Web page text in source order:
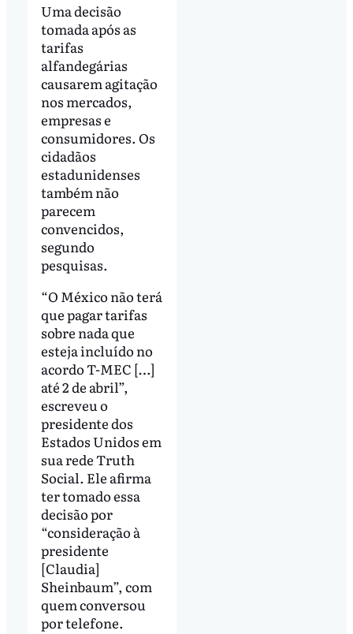
Uma decisão
tomada após as
tarifas
alfandegárias
causarem agitação
nos mercados,
empresas e
consumidores. Os
cidadãos
estadunidenses
também não
parecem
convencidos,
segundo
pesquisas.
“O México não terá
que pagar tarifas
sobre nada que
esteja incluído no
acordo T-MEC […]
até 2 de abril”,
escreveu o
presidente dos
Estados Unidos em
sua rede Truth
Social. Ele afirma
ter tomado essa
decisão por
“consideração à
presidente
[Claudia]
Sheinbaum”, com
quem conversou
por telefone.